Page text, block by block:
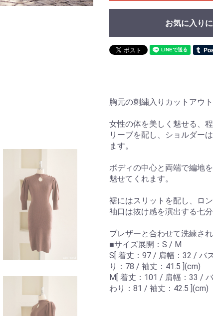
お気に入り
胸元の刺繍入りカットアウ
女性の体を美しく魅せる、
リーブを配し、ショルダー
ます。
ボディの中心と両端で編地
魅せてくれます。
裾にはスリットを配し、ロ
袖口は抜け感を演出する七分
ブレザーと合わせて洗練さ
■サイズ展開：S / M
S[ 着丈：97 / 肩幅：32 / バ
り：78 / 袖丈：41.5 ](cm)
M[ 着丈：101 / 肩幅：33 /
わり：81 / 袖丈：42.5 ](cm)